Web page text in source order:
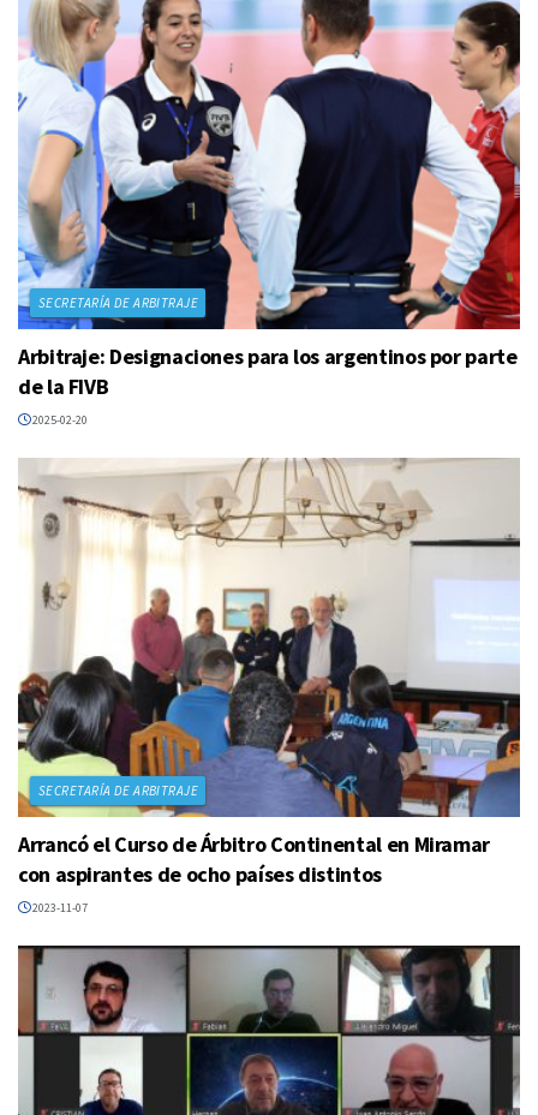
SECRETARÍA DE ARBITRAJE
Arbitraje: Designaciones para los argentinos por parte
de la FIVB
2025-02-20
SECRETARÍA DE ARBITRAJE
Arrancó el Curso de Árbitro Continental en Miramar
con aspirantes de ocho países distintos
2023-11-07